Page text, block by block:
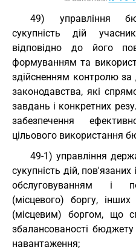
49) управління
сукупність дій
відповідно до його
формуванням та
здійсненням контролю
законодавства, які
завдань і конкретних
забезпечення
цільового використання
49-1) управління
сукупність дій,
обслуговуванням і
(місцевого) боргу,
(місцевим) боргом, що
збалансованості
навантаження;